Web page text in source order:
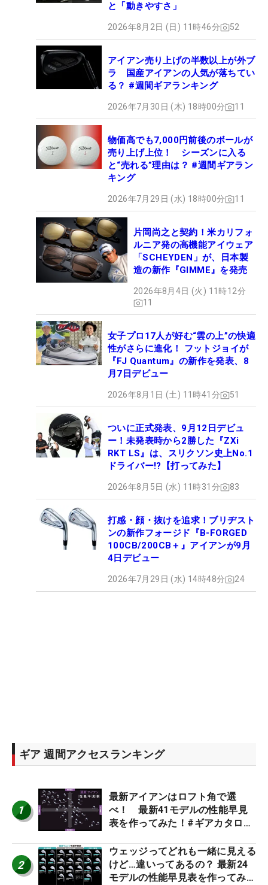
と「動きやすさ」
2026年8月2日 (日) 11時46分 52
アイアン売り上げの半数以上が外ブ
ラ 国産アイアンの人気が落ちてい
る？ #週間ギアランキング
2026年7月30日 (木) 18時00分 11
物価高でも7,000円前後のボールが
売り上げ上位！ シーズンに入る
と“売れる”理由は？ #週間ギアラン
キング
2026年7月29日 (水) 18時00分 11
片岡尚之と契約！米カリフォ
ルニア発の高機能アイウェア
「SCHEYDEN」が、日本製
造の新作『GIMME』を発売
2026年8月4日 (火) 11時12分
11
女子プロ17人が好む“雲の上”の快適
性がさらに進化！ フットジョイが
『FJ Quantum』の新作を発表、8
月7日デビュー
2026年8月1日 (土) 11時41分 51
ついに正式発表、9月12日デビュ
ー！未発表時から2勝した『ZXi
RKT LS』は、スリクソン史上No.1
ドライバー!?【打ってみた】
2026年8月5日 (水) 11時31分 83
打感・顔・抜けを追求！ブリヂスト
ンの新作フォージド『B-FORGED
100CB/200CB＋』アイアンが9月
4日デビュー
2026年7月29日 (水) 14時48分 24
ギア 週間アクセスランキング
1
最新アイアンはロフト角で選
べ！ 最新41モデルの性能早見
表を作ってみた！#ギアカタログ
2
ウェッジってどれも一緒に見える
けど…違いってあるの？ 最新24
モデルの性能早見表を作ってみ